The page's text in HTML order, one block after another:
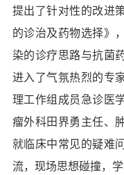
提出了针对性的改进策
的诊治及药物选择》
染的诊疗思路与抗菌
进入了气氛热烈的专
理工作组成员急诊医
瘤外科田界勇主任、
就临床中常见的疑难
流，现场思想碰撞，学